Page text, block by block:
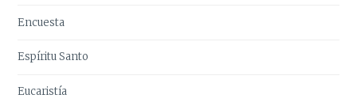
Encuesta
Espíritu Santo
Eucaristía